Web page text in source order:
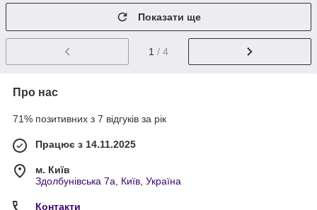
Показати ще
1 / 4
Про нас
71% позитивних з 7 відгуків за рік
Працює з 14.11.2025
м. Київ
Здолбунівська 7а, Київ, Україна
Контакти